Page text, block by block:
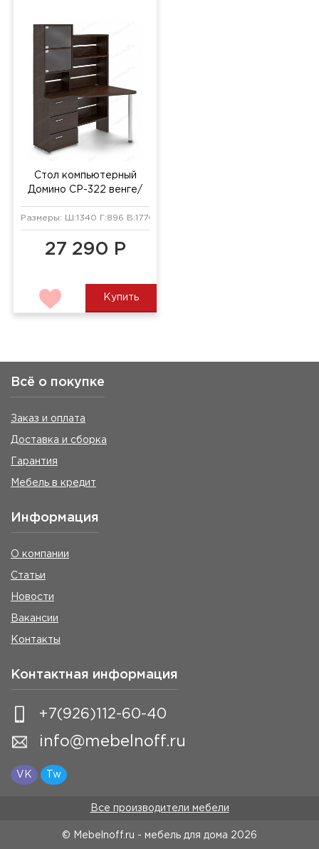
Стол компьютерный
Домино СР-322 венге/
Размеры: Ш:1340 Г:896 В:1770 мм
27 290 Р
Купить
Всё о покупке
Заказ и оплата
Доставка и сборка
Гарантия
Мебель в кредит
Информация
О компании
Статьи
Новости
Вакансии
Контакты
Контактная информация
+7(926)112-60-40
info@mebelnoff.ru
VK Tw
Все производители мебели
© Mebelnoff.ru - мебель для дома 2026